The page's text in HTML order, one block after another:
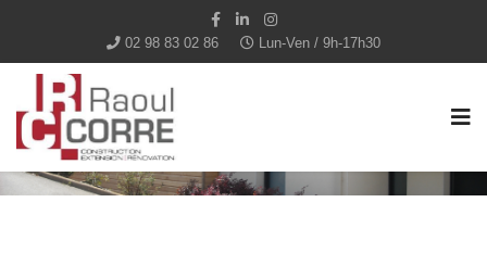
02 98 83 02 86 Lun-Ven / 9h-17h30